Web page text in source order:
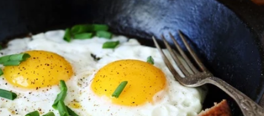
”Protein Powder“
”Overnight Oats“
”Vegan protein“
”Collagen“
”Micellar Casein“
PROTEIN POWDERSBest Seller